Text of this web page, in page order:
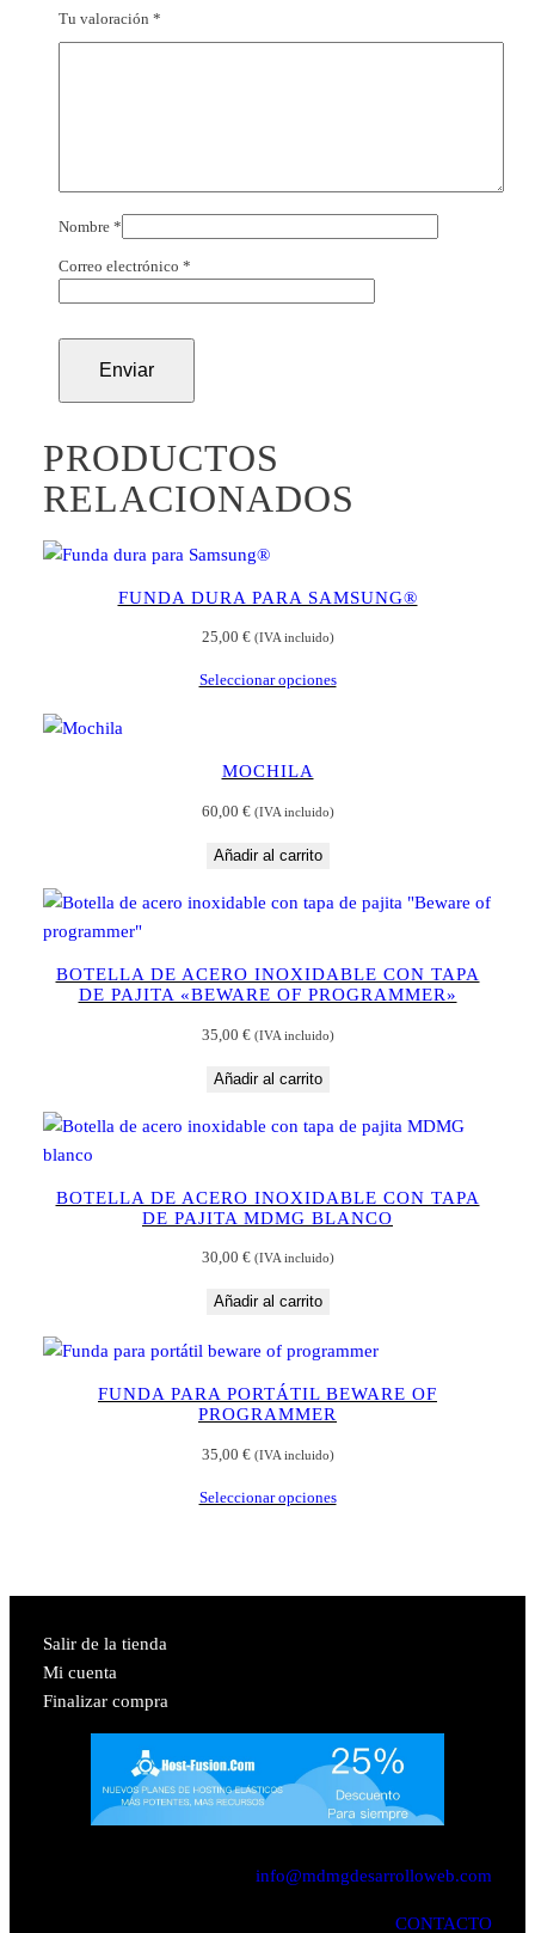
Tu valoración *
Nombre *
Correo electrónico *
PRODUCTOS
RELACIONADOS
FUNDA DURA PARA SAMSUNG®
25,00 € (IVA incluido)
Seleccionar opciones
MOCHILA
60,00 € (IVA incluido)
Añadir al carrito
BOTELLA DE ACERO INOXIDABLE CON TAPA
DE PAJITA «BEWARE OF PROGRAMMER»
35,00 € (IVA incluido)
Añadir al carrito
BOTELLA DE ACERO INOXIDABLE CON TAPA
DE PAJITA MDMG BLANCO
30,00 € (IVA incluido)
Añadir al carrito
FUNDA PARA PORTÁTIL BEWARE OF
PROGRAMMER
35,00 € (IVA incluido)
Seleccionar opciones
Salir de la tienda
Mi cuenta
Finalizar compra
info@mdmgdesarrolloweb.com
CONTACTO